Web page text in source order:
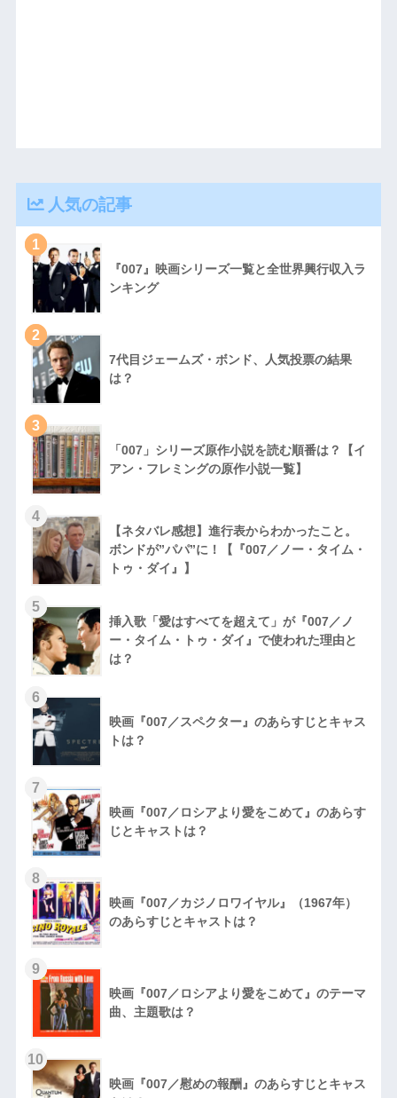
人気の記事
1
『007』映画シリーズ一覧と全世界興行収入ラ
ンキング
2
7代目ジェームズ・ボンド、人気投票の結果
は？
3
「007」シリーズ原作小説を読む順番は？【イ
アン・フレミングの原作小説一覧】
4
【ネタバレ感想】進行表からわかったこと。
ボンドが”パパ”に！【『007／ノー・タイム・
トゥ・ダイ』】
5
挿入歌「愛はすべてを超えて」が『007／ノ
ー・タイム・トゥ・ダイ』で使われた理由と
は？
6
映画『007／スペクター』のあらすじとキャス
トは？
7
映画『007／ロシアより愛をこめて』のあらす
じとキャストは？
8
映画『007／カジノロワイヤル』（1967年）
のあらすじとキャストは？
9
映画『007／ロシアより愛をこめて』のテーマ
曲、主題歌は？
10
映画『007／慰めの報酬』のあらすじとキャス